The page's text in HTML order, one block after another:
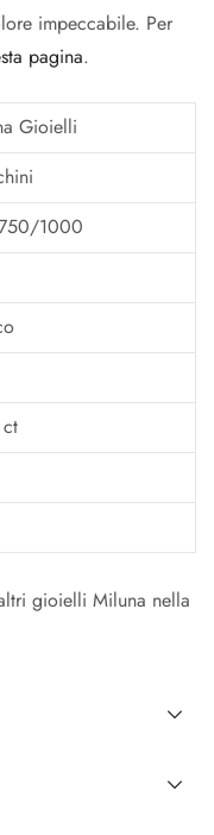
impeccabile. Per
pagina.
Gioielli
1000
gioielli Miluna nella